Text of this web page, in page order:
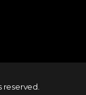
reserved.